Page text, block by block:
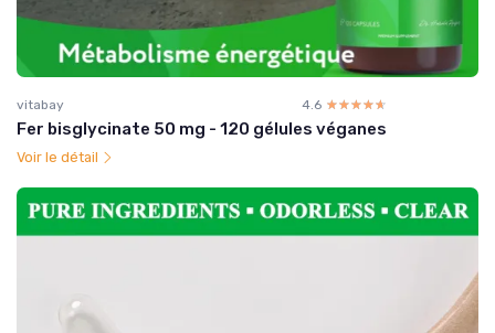
vitabay 4.6 ☆☆☆☆☆
★★★★★
Fer bisglycinate 50 mg - 120 gélules véganes
Voir le détail